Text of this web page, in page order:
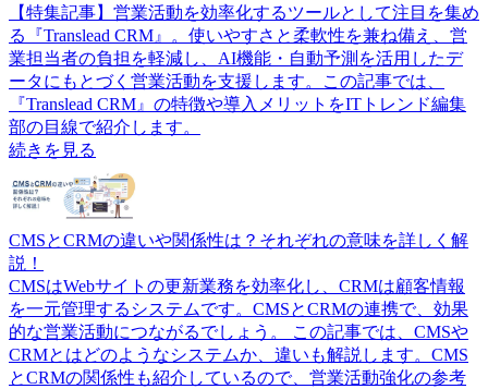
【特集記事】営業活動を効率化するツールとして注目を集め
る『Translead CRM』。使いやすさと柔軟性を兼ね備え、営
業担当者の負担を軽減し、AI機能・自動予測を活用したデ
ータにもとづく営業活動を支援します。この記事では、
『Translead CRM』の特徴や導入メリットをITトレンド編集
部の目線で紹介します。
続きを見る
CMSとCRMの違いや関係性は？それぞれの意味を詳しく解
説！
CMSはWebサイトの更新業務を効率化し、CRMは顧客情報
を一元管理するシステムです。CMSとCRMの連携で、効果
的な営業活動につながるでしょう。 この記事では、CMSや
CRMとはどのようなシステムか、違いも解説します。CMS
とCRMの関係性も紹介しているので、営業活動強化の参考